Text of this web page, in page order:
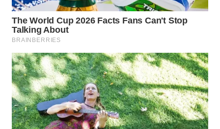
WN
SOLO
WN
BOROBUDUR
WN
MADURA
WN
SURABAYA